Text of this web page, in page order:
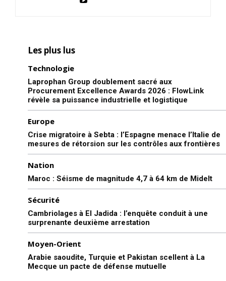
Les plus lus
Technologie
Laprophan Group doublement sacré aux
Procurement Excellence Awards 2026 : FlowLink
révèle sa puissance industrielle et logistique
Europe
Crise migratoire à Sebta : l’Espagne menace l’Italie de
mesures de rétorsion sur les contrôles aux frontières
Nation
Maroc : Séisme de magnitude 4,7 à 64 km de Midelt
Sécurité
Cambriolages à El Jadida : l’enquête conduit à une
surprenante deuxième arrestation
Moyen-Orient
Arabie saoudite, Turquie et Pakistan scellent à La
Mecque un pacte de défense mutuelle